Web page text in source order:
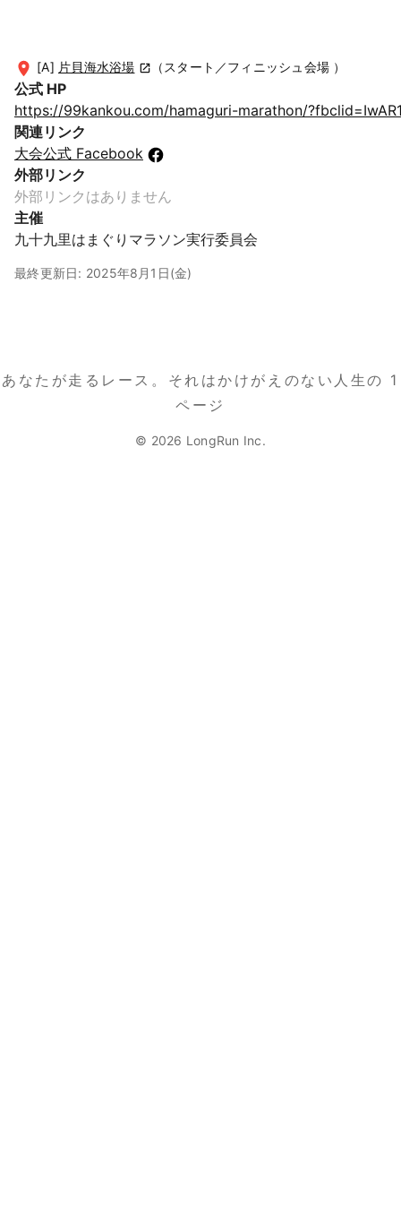
[A] 片貝海水浴場 （スタート／フィニッシュ会場 ）
公式 HP
https://99kankou.com/hamaguri-marathon/
関連リンク
大会公式 Facebook
外部リンク
外部リンクはありません
主催
九⼗九⾥はまぐりマラソン実⾏委員会
最終更新日: 2025年8月1日(金)
あなたが走るレース。 それはかけがえのない人生の 1
ページ
© 2026 LongRun Inc.